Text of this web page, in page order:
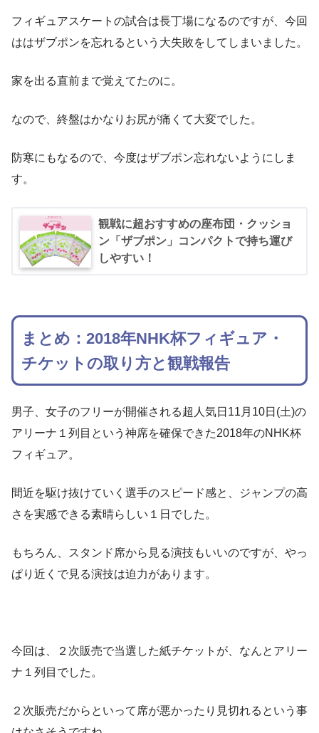
フィギュアスケートの試合は長丁場になるのですが、今回
ははザブポンを忘れるという大失敗をしてしまいました。
家を出る直前まで覚えてたのに。
なので、終盤はかなりお尻が痛くて大変でした。
防寒にもなるので、今度はザブポン忘れないようにしま
す。
観戦に超おすすめの座布団・クッショ
ン「ザブポン」コンパクトで持ち運び
しやすい！
まとめ：2018年NHK杯フィギュア・
チケットの取り方と観戦報告
男子、女子のフリーが開催される超人気日11月10日(土)の
アリーナ１列目という神席を確保できた2018年のNHK杯
フィギュア。
間近を駆け抜けていく選手のスピード感と、ジャンプの高
さを実感できる素晴らしい１日でした。
もちろん、スタンド席から見る演技もいいのですが、やっ
ぱり近くで見る演技は迫力があります。
今回は、２次販売で当選した紙チケットが、なんとアリー
ナ１列目でした。
２次販売だからといって席が悪かったり見切れるという事